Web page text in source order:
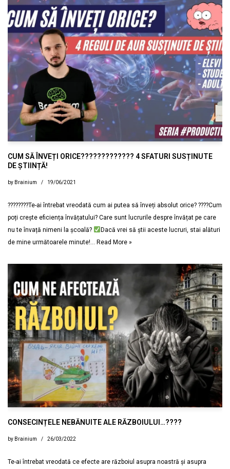
CUM SĂ ÎNVEȚI ORICE????????????? 4 SFATURI SUSȚINUTE
DE ȘTIINȚĂ!
by Brainium 19/06/2021
????????Te-ai întrebat vreodată cum ai putea să înveți absolut orice? ????Cum
poți crește eficiența învățatului? Care sunt lucrurile despre învățat pe care
nu te învață nimeni la școală?
Dacă vrei să știi aceste lucruri, stai alături
de mine următoarele minute!… Read More »
CONSECINȚELE NEBĂNUITE ALE RĂZBOIULUI…????
by Brainium 26/03/2022
Te-ai întrebat vreodată ce efecte are războiul asupra noastră și asupra